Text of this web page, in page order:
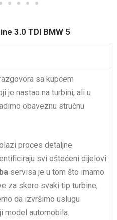
3.0 TDI BMW 5
sa kupcem
je nastao na turbini, ali u
obaveznu stručnu
proces detaljne
svi oštećeni dijelovi
servisa je u tom što imamo
za skoro svaki tip turbine,
da izvršimo uslugu
model automobila.